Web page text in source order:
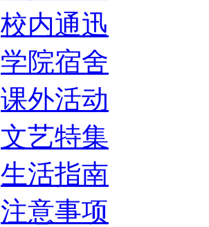
校内通迅
学院宿舍
课外活动
文艺特集
生活指南
注意事项